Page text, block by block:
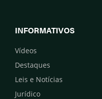
INFORMATIVOS
Vídeos
Destaques
Leis e Notícias
Jurídico